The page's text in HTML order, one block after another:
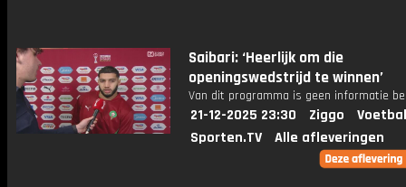
Saibari: ‘Heerlijk om die
openingswedstrijd te winnen’
Van dit programma is geen informatie
21-12-2025 23:30 Ziggo
Sporten.TV
Alle afleveringen